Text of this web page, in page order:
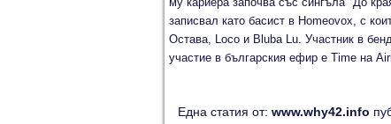
записвал като басист в Homeovox, с
Остава, Loco и Bluba Lu. Участник в
участие в българския ефир е Time на
Една статия от: www.why42.info